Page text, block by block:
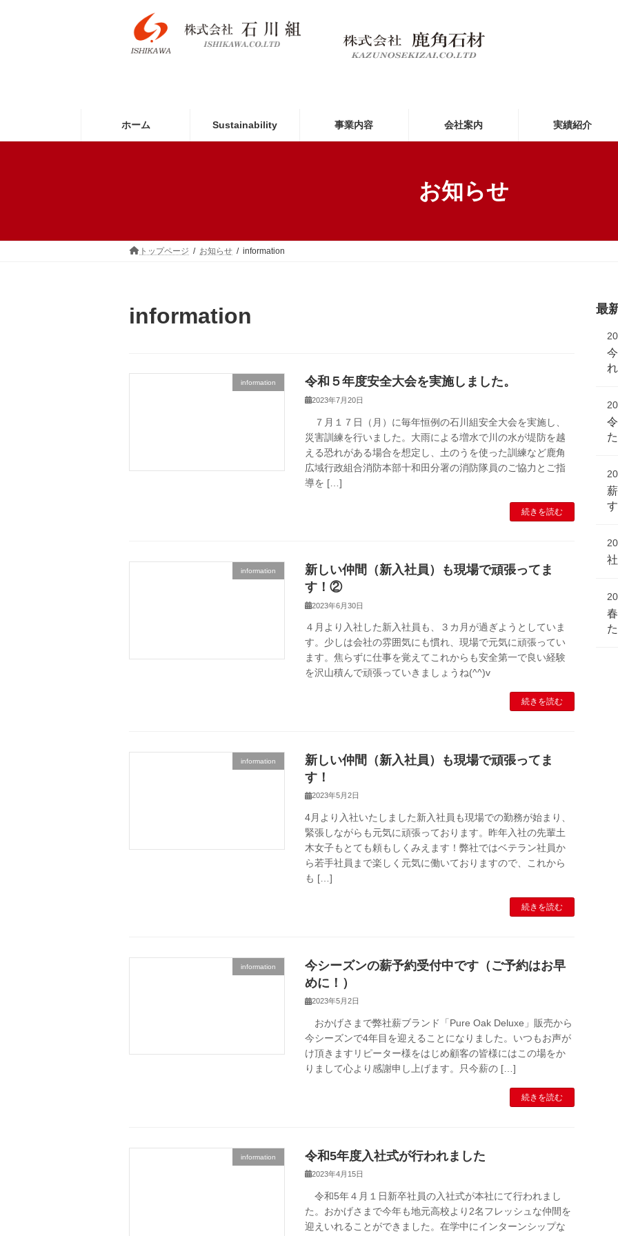
ホーム Sustainability 事業内容 会社案内 実績紹介
お知らせ
トップページ お知らせ information
information
information 令和５年度安全大会を実施しました。
2023年7月20日
７月１７日（月）に毎年恒例の石川組安全大会を実施し、
災害訓練を行いました。大雨による増水で川の水が堤防を越
える恐れがある場合を想定し、土のうを使った訓練など鹿角
広域行政組合消防本部十和田分署の消防隊員のご協力とご指
導を […]
続きを読む
information
新しい仲間（新入社員）も現場で頑張ってま
す！②
2023年6月30日
４月より入社した新入社員も、３カ月が過ぎようとしていま
す。少しは会社の雰囲気にも慣れ、現場で元気に頑張ってい
ます。焦らずに仕事を覚えてこれからも安全第一で良い経験
を沢山積んで頑張っていきましょうね(^^)v
続きを読む
information
新しい仲間（新入社員）も現場で頑張ってま
す！
2023年5月2日
4月より入社いたしました新入社員も現場での勤務が始まり、
緊張しながらも元気に頑張っております。昨年入社の先輩土
木女子もとても頼もしくみえます！弊社ではベテラン社員か
ら若手社員まで楽しく元気に働いておりますので、これから
も […]
続きを読む
information
今シーズンの薪予約受付中です（ご予約はお早
めに！）
2023年5月2日
おかげさまで弊社薪ブランド「Pure Oak Deluxe」販売から
今シーズンで4年目を迎えることになりました。いつもお声が
け頂きますリピーター様をはじめ顧客の皆様にはこの場をか
りまして心より感謝申し上げます。只今薪の […]
続きを読む
information 令和5年度入社式が行われました
2023年4月15日
令和5年４月１日新卒社員の入社式が本社にて行われまし
た。おかげさまで今年も地元高校より2名フレッシュな仲間を
迎えいれることができました。在学中にインターンシップな
最
た